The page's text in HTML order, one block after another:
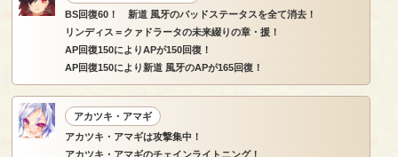
BS回復60！ 新道 風牙のバッドステータスを全て消去！
リンディス＝クァドラータの未来綴りの章・援！
AP回復150によりAPが150回復！
AP回復150により新道 風牙のAPが165回復！
アカツキ・アマギ
アカツキ・アマギは攻撃集中！
アカツキ・アマギのチェインライトニング！